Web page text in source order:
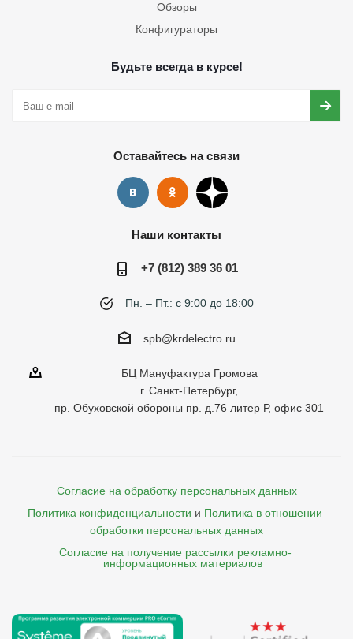
Обзоры
Конфигураторы
Будьте всегда в курсе!
Оставайтесь на связи
Наши контакты
+7 (812) 389 36 01
Пн. – Пт.: с 9:00 до 18:00
spb@krdelectro.ru
БЦ Мануфактура Громова
г. Санкт-Петербург,
пр. Обуховской обороны пр. д.76 литер Р, офис 301
Согласие на обработку персональных данных
Политика конфиденциальности и Политика в отношении
обработки персональных данных
Согласие на получение рассылки рекламно-
    информационных материалов